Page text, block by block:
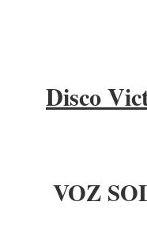
Disco
VOZ